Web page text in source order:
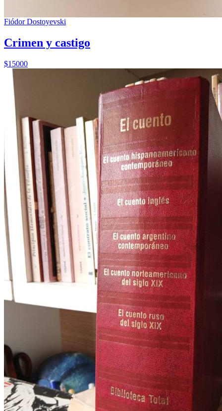
Fiódor Dostoyevski
Crimen y castigo
$15000